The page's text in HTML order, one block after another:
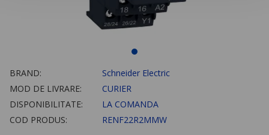
BRAND:
Schneider Electric
MOD DE LIVRARE:
CURIER
DISPONIBILITATE:
LA COMANDA
COD PRODUS:
RENF22R2MMW